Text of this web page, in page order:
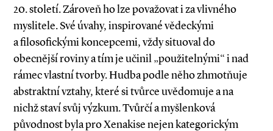
20. století. Zároveň ho lze považovat i za vlivného
myslitele. Své úvahy, inspirované ­vědeckými
a filosofickými koncepcemi, vždy situoval do
obecnější roviny a tím je učinil „použitelnými“ i nad
rámec vlastní tvorby. Hudba podle něho zhmotňuje
abstraktní vztahy, které si tvůrce uvědomuje a na
nichž staví svůj výzkum. Tvůrčí a myšlenková
původnost byla pro Xenakise nejen kategorickým